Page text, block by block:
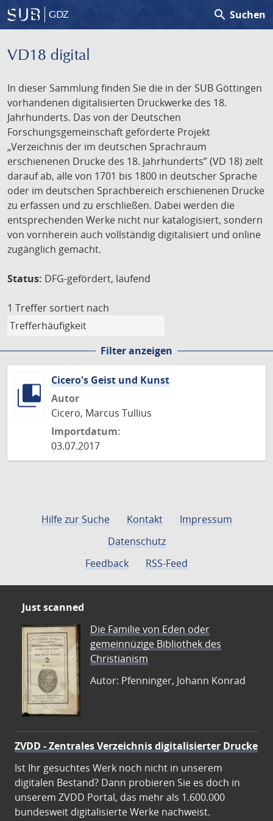
GDZ search Suchen
VD18 digital
In dieser Sammlung finden Sie die in der SUB Göttingen
vorhandenen digitalisierten Druckwerke des 18.
Jahrhunderts. Das von der Deutschen
Forschungsgemeinschaft geförderte Projekt
„Verzeichnis der im deutschen Sprachraum
erschienenen Drucke des 18. Jahrhunderts” (VD 18) zielt
darauf ab, alle von 1701 bis 1800 in deutscher Sprache
oder im deutschen Sprachbereich erschienenen Drucke
zu erfassen und zu erschließen. Dabei werden die
entsprechenden Werke nicht nur katalogisiert, sondern
von vornherein auch vollständig digitalisiert und online
zugänglich gemacht.
Status: DFG-gefördert, laufend
1 Treffer sortiert nach
Filter anzeigen
Cicero's Geist und Kunst
Autor
Cicero, Marcus Tullius
Importdatum:
03.07.2017
Hilfe zur Suche Kontakt
Impressum
Datenschutz
Feedback
RSS-Feed
Just scanned
Die Familie von Eden oder
gemeinnüzige Bibliothek des
Christianism
Autor: Pfenninger, Johann Konrad
ZVDD - Zentrales Verzeichnis digitalisierter Drucke
Ist Ihr gesuchtes Werk noch nicht in unserem
digitalen Bestand? Dann probieren Sie es doch in
unserem ZVDD Portal, das mehr als 1.600.000
bundesweit digitalisierte Werke nachweist.